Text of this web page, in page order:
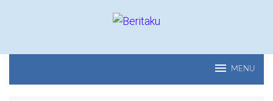
MENU